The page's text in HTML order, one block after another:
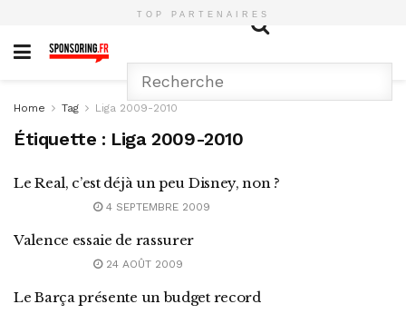
TOP PARTENAIRES
Home Tag Liga 2009-2010
Étiquette : Liga 2009-2010
Le Real, c’est déjà un peu Disney, non ?
4 SEPTEMBRE 2009
Valence essaie de rassurer
24 AOÛT 2009
Le Barça présente un budget record